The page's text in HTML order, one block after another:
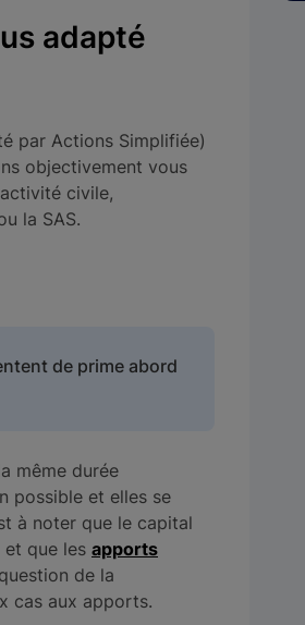
adapté
par Actions Simplifiée)
objectivement vous
civile,
la SAS.
de prime abord
même durée
possible et elles se
à noter que le capital
et que les apports
de la
cas aux apports.